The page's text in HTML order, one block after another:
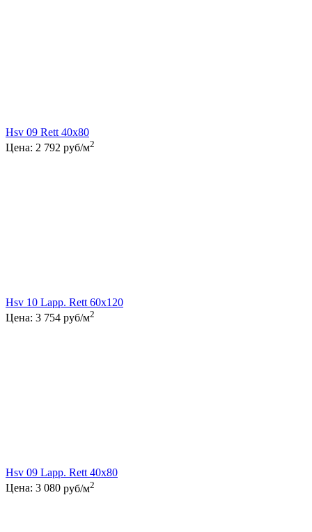
Hsv 09 Rett 40x80
Цена: 2 792 руб/м2
Hsv 10 Lapp. Rett 60x120
Цена: 3 754 руб/м2
Hsv 09 Lapp. Rett 40x80
Цена: 3 080 руб/м2